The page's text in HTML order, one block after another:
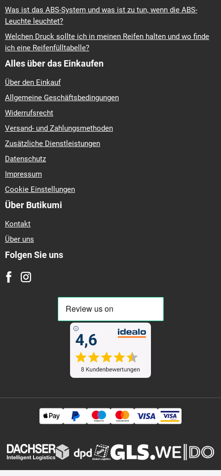
Was ist das ABS-System und was ist zu tun, wenn die ABS-
Leuchte leuchtet?
Welchen Druck sollte ich in meinen Reifen halten und wo finde
ich eine Reifenfülltabelle?
Alles über das Einkaufen
Über den Einkauf
Allgemeine Geschäftsbedingungen
Widerrufsrecht
Versand- und Zahlungsmethoden
Zusätzliche Dienstleistungen
Datenschutz
Impressum
Cookie Einstellungen
Über Butikumi
Kontakt
Über uns
Folgen Sie uns